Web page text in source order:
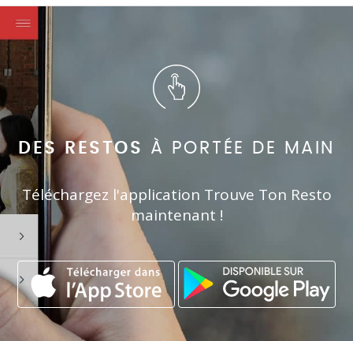
DES RESTOS À PORTÉE DE MAIN
Téléchargez l'application Trouve Ton Resto
maintenant !